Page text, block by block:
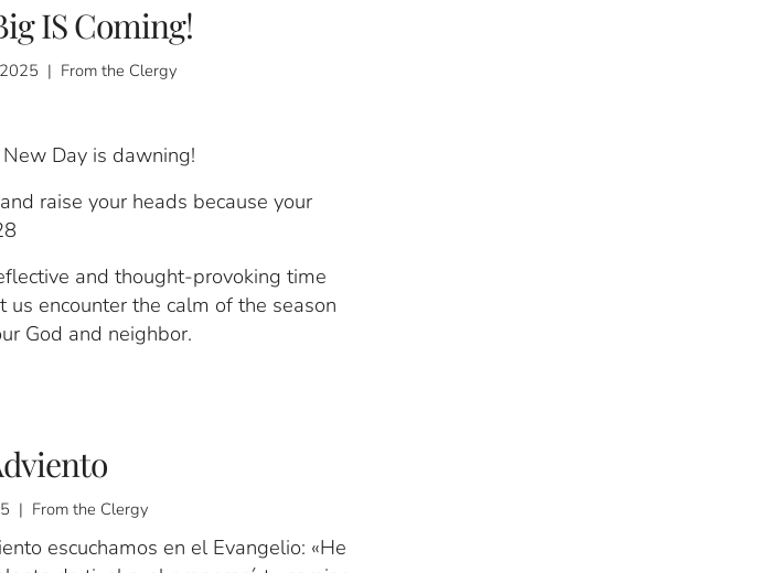
IS Coming!
| From the Clergy
Day is dawning!
raise your heads because your
and thought-provoking time
us encounter the calm of the season
God and neighbor.
| From the Clergy
escuchamos en el Evangelio: «He